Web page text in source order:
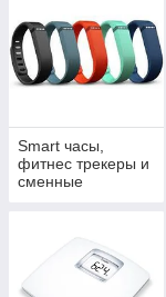
Smart часы,
фитнес трекеры и
сменные